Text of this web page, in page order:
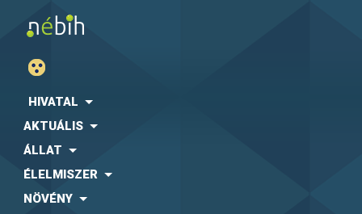
HIVATAL
AKTUÁLIS
ÁLLAT
ÉLELMISZER
NÖVÉNY